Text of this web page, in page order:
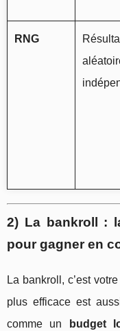
RNG
2) La bankroll :
pour gagner en
La bankroll, c’est votre
plus efficace est
comme un
budget